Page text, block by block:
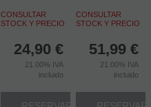
CONSULTAR
STOCK Y PRECIO
24,90 €
21.00% IVA
incluido
CONSULTAR
STOCK Y PRECIO
51,99 €
21.00% IVA
incluido